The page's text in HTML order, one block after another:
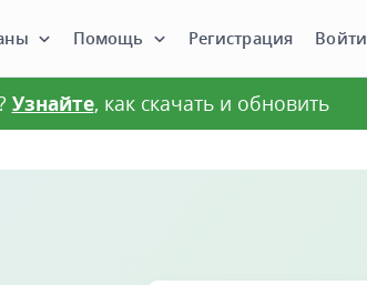
Помощь Регистрация Войти
Узнайте, как скачать и обновить